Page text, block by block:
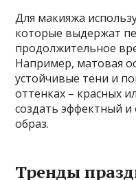
Для макияжа
которые выдержат
продолжительное
Например, матовая
устойчивые тени и
оттенках – красных
создать эффектный
образ.
Тренды